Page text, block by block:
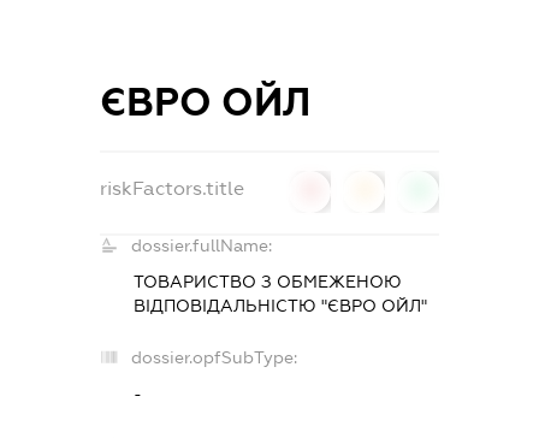
ЄВРО ОЙЛ
riskFactors.title
dossier.fullName:
ТОВАРИСТВО З ОБМЕЖЕНОЮ
ВІДПОВІДАЛЬНІСТЮ "ЄВРО ОЙЛ"
dossier.opfSubType:
-